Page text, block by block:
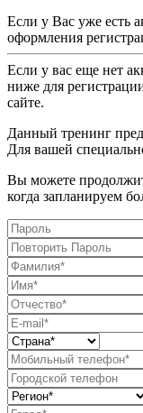
Если у Вас уже есть
оформления
Если у вас еще нет
ниже для
сайте.
Данный тренинг
Для вашей
Вы можете
когда запланируем